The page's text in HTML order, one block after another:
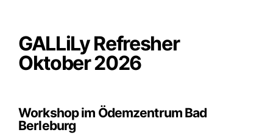
GALLiLy Refresher
Oktober 2026
Workshop im Ödemzentrum Bad
Berleburg